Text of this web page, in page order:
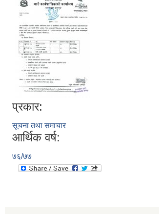
प्रकार:
सूचना तथा समाचार
आर्थिक वर्ष:
७६/७७